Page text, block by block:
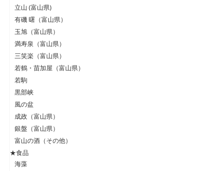
立山 (富山県)
有磯 曙（富山県）
玉旭（富山県）
満寿泉（富山県）
三笑楽（富山県）
若鶴・苗加屋（富山県）
若駒
黒部峡
風の盆
成政（富山県）
銀盤（富山県）
富山の酒（その他）
★食品
海藻